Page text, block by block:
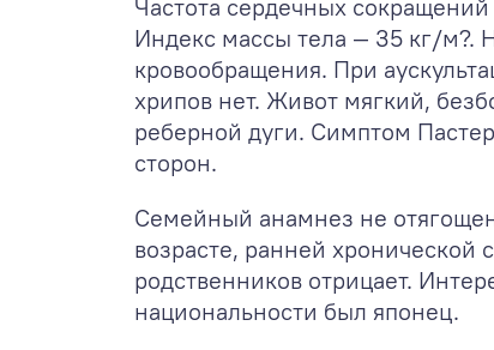
Частота сердечных
Индекс массы тела — 35 кг/м?.
кровообращения. При
хрипов нет. Живот мягкий,
реберной дуги. Симптом
сторон.
Семейный анамнез не
возрасте, ранней хронической
родственников отрицает.
национальности был японец.